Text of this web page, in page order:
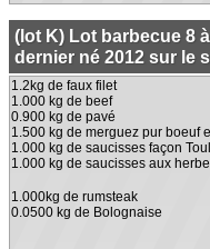
(lot K) Lot barbecue 8
dernier né 2012 sur le
1.2kg de faux filet
1.000 kg de beef
0.900 kg de pavé
1.500 kg de merguez pur boeuf
1.000 kg de saucisses façon
1.000 kg de saucisses aux
1.000kg de rumsteak
0.0500 kg de Bolognaise